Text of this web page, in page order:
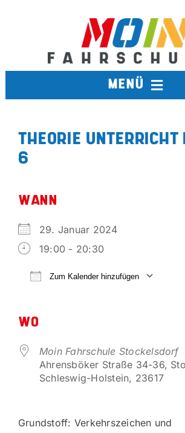
MENÜ
THEORIE
6
WANN
29. Januar 2024
19:00 - 20:30
Zum Kalender hinzufügen
WO
Moin Fahrschule Stockelsdorf
Ahrensböker Straße 34-36,
Schleswig-Holstein, 23617
Grundstoff: Verkehrszeichen und